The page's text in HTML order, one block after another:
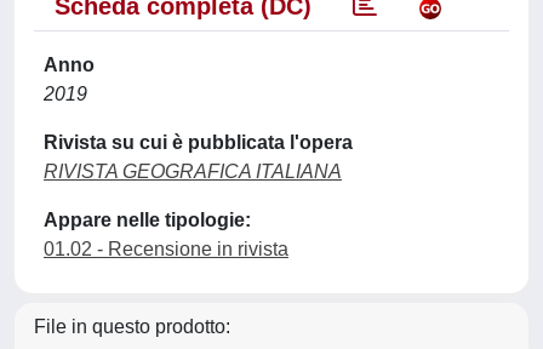
Scheda completa (DC)
Anno
2019
Rivista su cui è pubblicata l'opera
RIVISTA GEOGRAFICA ITALIANA
Appare nelle tipologie:
01.02 - Recensione in rivista
File in questo prodotto: